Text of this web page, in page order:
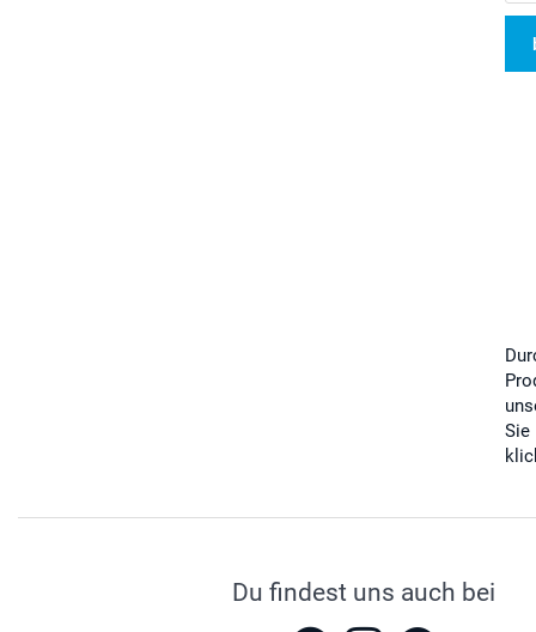
Sie
Du findest uns auch bei